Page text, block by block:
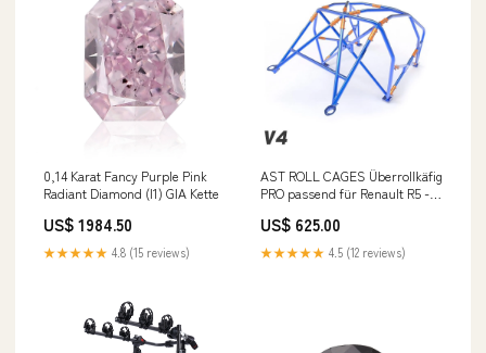
0,14 Karat Fancy Purple Pink
Radiant Diamond (I1) GIA Kette
US$ 1984.50
★★★★★ 4.8 (15 reviews)
AST ROLL CAGES Überrollkäfig
PRO passend für Renault R5 - 3
luftmenge-1650
US$ 625.00
★★★★★ 4.5 (12 reviews)